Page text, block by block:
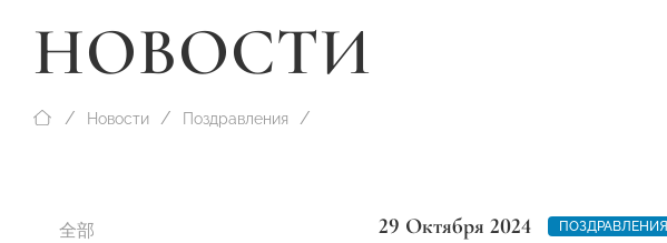
НОВОСТИ
Новости Поздравления
全部
29 Октября 2024 ПОЗДРАВЛЕНИЯ